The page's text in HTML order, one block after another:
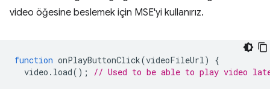
video öğesine beslemek için MSE'yi kullanırız.
function onPlayButtonClick(videoFileUrl)
{
video . load(); // Used to be able to play video